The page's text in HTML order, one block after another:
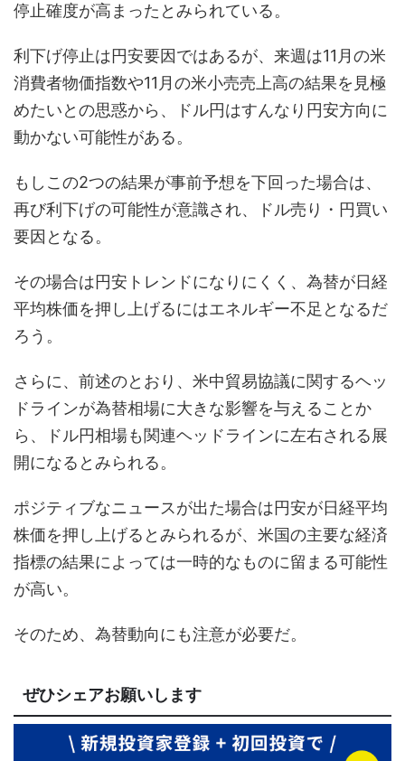
停止確度が高まったとみられている。
利下げ停止は円安要因ではあるが、来週は11月の米
消費者物価指数や11月の米小売売上高の結果を見極
めたいとの思惑から、ドル円はすんなり円安方向に
動かない可能性がある。
もしこの2つの結果が事前予想を下回った場合は、
再び利下げの可能性が意識され、ドル売り・円買い
要因となる。
その場合は円安トレンドになりにくく、為替が日経
平均株価を押し上げるにはエネルギー不足となるだ
ろう。
さらに、前述のとおり、米中貿易協議に関するヘッ
ドラインが為替相場に大きな影響を与えることか
ら、ドル円相場も関連ヘッドラインに左右される展
開になるとみられる。
ポジティブなニュースが出た場合は円安が日経平均
株価を押し上げるとみられるが、米国の主要な経済
指標の結果によっては一時的なものに留まる可能性
が高い。
そのため、為替動向にも注意が必要だ。
ぜひシェアお願いします